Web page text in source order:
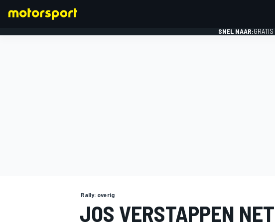
SNEL NAAR:
Rally: overig
JOS VERSTAPPEN